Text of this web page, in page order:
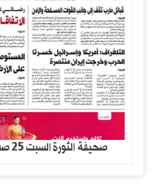
صحيفة الثورة السبت 25 صفر1448 – 8 اغسطس 2026